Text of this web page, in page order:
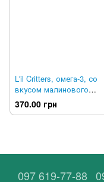
L'il Critters, омега-3, со
вкусом малинового
лимонада, 60
мармеладок, LIL-01426
370.00 грн
097 619-77-88